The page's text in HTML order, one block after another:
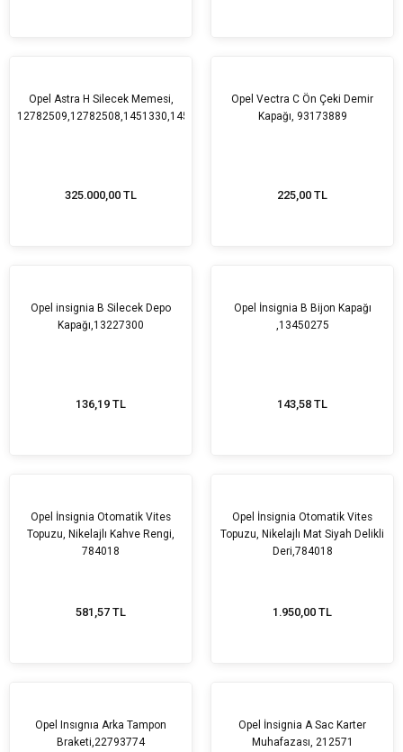
Opel Astra H Silecek Memesi,
12782509,12782508,1451330,1451329
325.000,00 TL
Opel Vectra C Ön Çeki Demir
Kapağı, 93173889
225,00 TL
Opel insignia B Silecek Depo
Kapağı,13227300
136,19 TL
Opel İnsignia B Bijon Kapağı
,13450275
143,58 TL
Opel İnsignia Otomatik Vites
Topuzu, Nikelajlı Kahve Rengi,
784018
581,57 TL
Opel İnsignia Otomatik Vites
Topuzu, Nikelajlı Mat Siyah Delikli
Deri,784018
1.950,00 TL
Opel Insıgnıa Arka Tampon
Braketi,22793774
Opel İnsignia A Sac Karter
Muhafazası, 212571